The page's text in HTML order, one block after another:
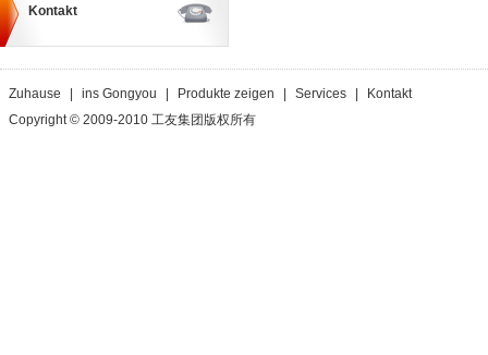
Kontakt
Zuhause ins Gongyou Produkte zeigen Services
Kontakt
Copyright © 2009-2010 工友集团版权所有